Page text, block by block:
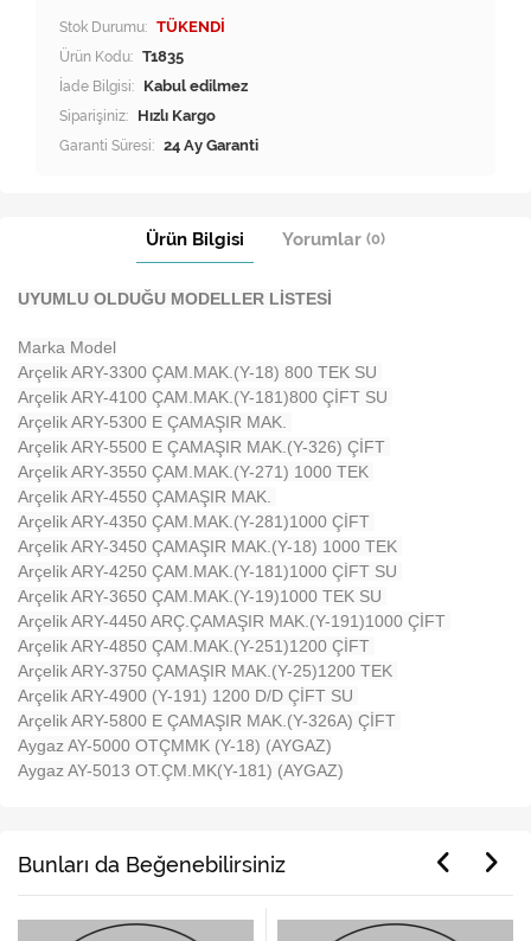
Stok Durumu: TÜKENDİ
Ürün Kodu: T1835
İade Bilgisi:
Siparişiniz: Hızlı Kargo
Garanti Süresi: 24 Ay Garanti
Ürün Bilgisi Yorumlar (0)
UYUMLU OLDUĞU MODELLER LİSTESİ
Marka Model
Arçelik ARY-3300 ÇAM.MAK.(Y-18) 800 TEK SU
Arçelik ARY-4100 ÇAM.MAK.(Y-181)800 ÇİFT SU
Arçelik ARY-5300 E ÇAMAŞIR MAK.
Arçelik ARY-5500 E ÇAMAŞIR MAK.(Y-326) ÇİFT
Arçelik ARY-3550 ÇAM.MAK.(Y-271) 1000 TEK
Arçelik ARY-4550 ÇAMAŞIR MAK.
Arçelik ARY-4350 ÇAM.MAK.(Y-281)1000 ÇİFT
Arçelik ARY-3450 ÇAMAŞIR MAK.(Y-18) 1000 TEK
Arçelik ARY-4250 ÇAM.MAK.(Y-181)1000 ÇİFT SU
Arçelik ARY-3650 ÇAM.MAK.(Y-19)1000 TEK SU
Arçelik ARY-4450 ARÇ.ÇAMAŞIR MAK.(Y-191)1000 ÇİFT
Arçelik ARY-4850 ÇAM.MAK.(Y-251)1200 ÇİFT
Arçelik ARY-3750 ÇAMAŞIR MAK.(Y-25)1200 TEK
Arçelik ARY-4900 (Y-191) 1200 D/D ÇİFT SU
Arçelik ARY-5800 E ÇAMAŞIR MAK.(Y-326A) ÇİFT
Aygaz AY-5000 OTÇMMK (Y-18) (AYGAZ)
Aygaz AY-5013 OT.ÇM.MK(Y-181) (AYGAZ)
Bunları da Beğenebilirsiniz